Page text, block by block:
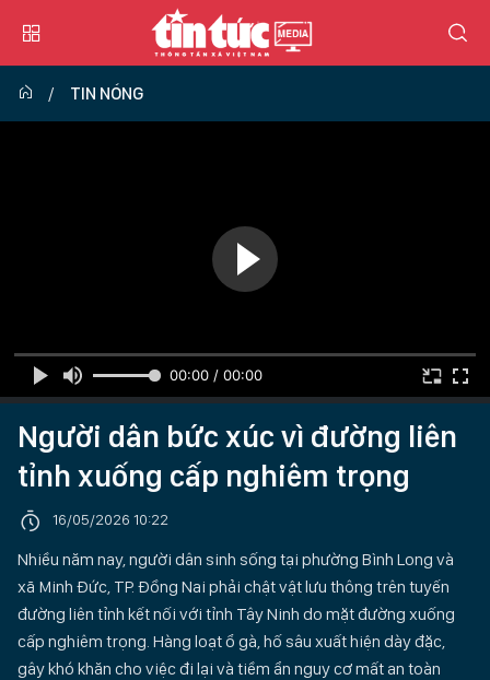
TIN NÓNG
00:00 / 00:00
Người dân bức xúc vì đường liên
tỉnh xuống cấp nghiêm trọng
16/05/2026 10:22
Nhiều năm nay, người dân sinh sống tại phường Bình Long và
xã Minh Đức, TP. Đồng Nai phải chật vật lưu thông trên tuyến
đường liên tỉnh kết nối với tỉnh Tây Ninh do mặt đường xuống
cấp nghiêm trọng. Hàng loạt ổ gà, hố sâu xuất hiện dày đặc,
gây khó khăn cho việc đi lại và tiềm ẩn nguy cơ mất an toàn